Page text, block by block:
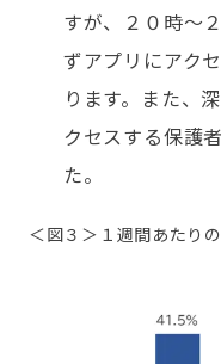
すが、２０時～
ずアプリにアク
ります。また、
クセスする保護
た。
＜図３＞１週間あたり